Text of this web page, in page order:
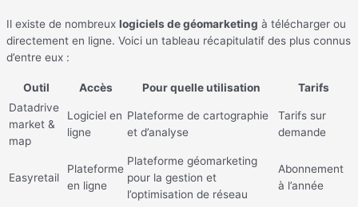
Il existe de nombreux logiciels de géomarketing à télécharger ou
directement en ligne. Voici un tableau récapitulatif des plus connus
d’entre eux :
Outil Accès Pour quelle utilisation
Tarifs
Datadrive
market &
map
Logiciel en
ligne
Plateforme de cartographie
et d’analyse
Tarifs sur
demande
Easyretail
Plateforme
en ligne
Plateforme géomarketing
pour la gestion et
l’optimisation de réseau
Abonnement
à l’année